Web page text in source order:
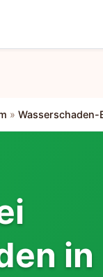
» Wasserschaden-
in